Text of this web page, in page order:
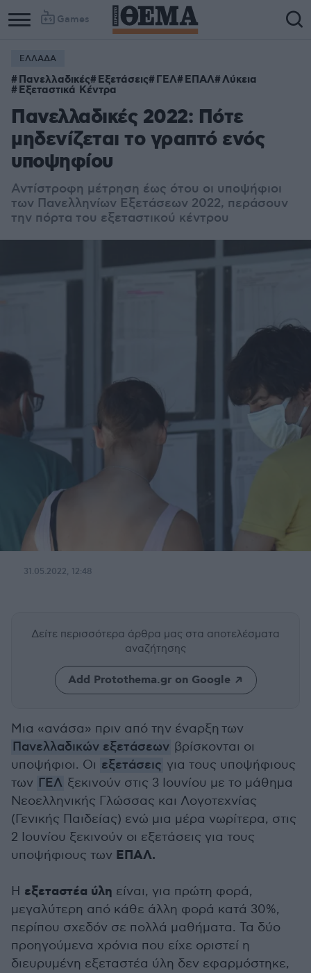
Games
ΕΛΛΑΔΑ
Πανελλαδικές Εξετάσεις ΓΕΛ ΕΠΑΛ Λύκεια
Εξεταστικά Κέντρα
Πανελλαδικές 2022: Πότε
μηδενίζεται το γραπτό ενός
υποψηφίου
Αντίστροφη μέτρηση έως ότου οι υποψήφιοι
των Πανελληνίων Εξετάσεων 2022, περάσουν
την πόρτα του εξεταστικού κέντρου
31.05.2022, 12:48
Δείτε περισσότερα άρθρα μας στα αποτελέσματα
αναζήτησης
Add Protothema.gr on Google
Μια «ανάσα» πριν από την έναρξη των
Πανελλαδικών εξετάσεων βρίσκονται οι
υποψήφιοι. Οι εξετάσεις για τους υποψήφιους
των ΓΕΛ ξεκινούν στις 3 Ιουνίου με το μάθημα
Νεοελληνικής Γλώσσας και Λογοτεχνίας
(Γενικής Παιδείας) ενώ μια μέρα νωρίτερα, στις
2 Ιουνίου ξεκινούν οι εξετάσεις για τους
υποψήφιους των ΕΠΑΛ.
Η εξεταστέα ύλη είναι, για πρώτη φορά,
μεγαλύτερη από κάθε άλλη φορά κατά 30%,
περίπου σχεδόν σε πολλά μαθήματα. Τα δύο
προηγούμενα χρόνια που είχε οριστεί η
διευρυμένη εξεταστέα ύλη δεν εφαρμόστηκε,